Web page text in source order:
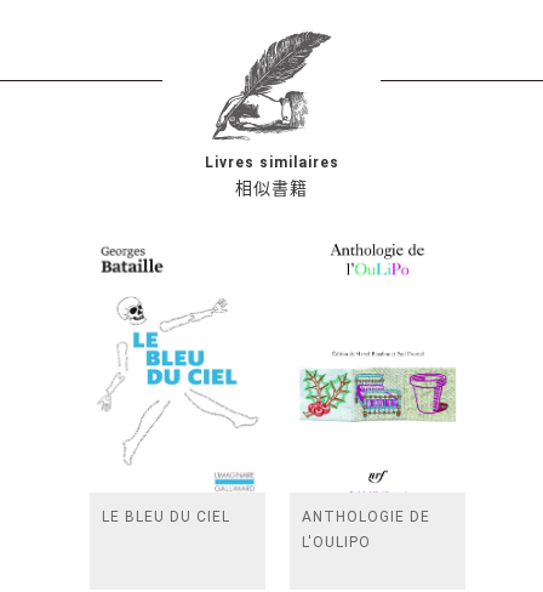
相似書籍
Livres similaires
LE BLEU DU CIEL
ANTHOLOGIE DE
L'OULIPO